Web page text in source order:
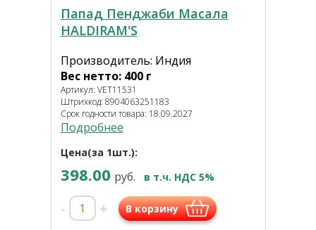
Папад Пенджаби Масала
HALDIRAM'S
Производитель: Индия
Вес нетто: 400 г
Артикул: VET11531
Штрихкод: 8904063251183
Срок годности товара: 18.09.2027
Подробнее
Цена(за 1шт.):
398.00 руб. в т.ч. НДС 5%
- + В корзину